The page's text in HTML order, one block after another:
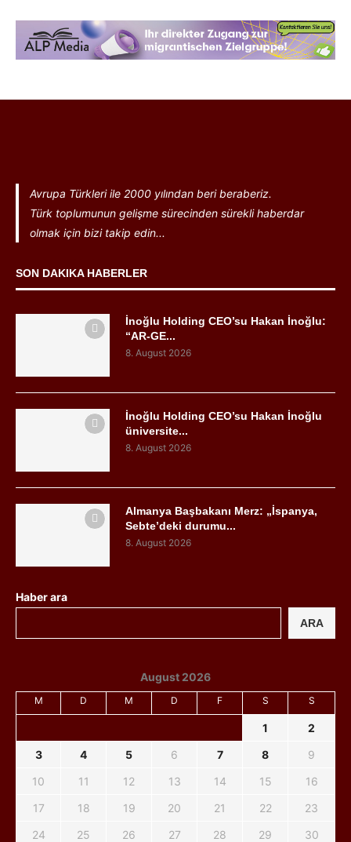
Avrupa Türkleri ile 2000 yılından beri beraberiz.
Türk toplumunun gelişme sürecinden sürekli haberdar
olmak için bizi takip edin...
SON DAKIKA HABERLER
İnoğlu Holding CEO’su Hakan İnoğlu:
“AR-GE...
8. August 2026
İnoğlu Holding CEO’su Hakan İnoğlu
üniversite...
8. August 2026
Almanya Başbakanı Merz: „İspanya,
Sebte’deki durumu...
8. August 2026
Haber ara
ARA
August 2026
M D M D F S S
1
2
3
4 5 6 7 8
9
10
11 12 13 14 15
16
17
18 19 20 21 22
23
24
25 26 27 28 29 30